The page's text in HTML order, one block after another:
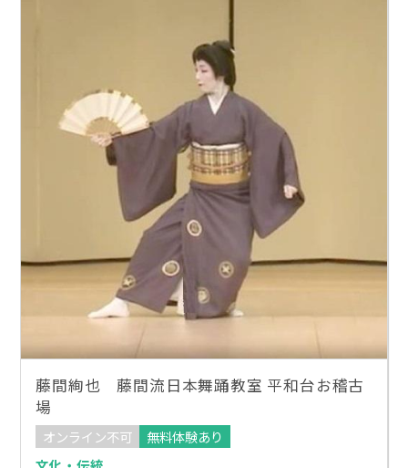
藤間絢也 藤間流日本舞踊教室 平和台お稽古
場
オンライン不可
無料体験あり